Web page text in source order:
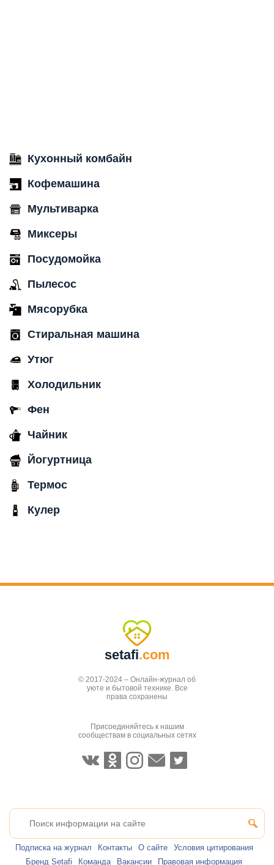
Кухонный комбайн
Кофемашина
Мультиварка
Миксеры
Посудомойка
Пылесос
Мясорубка
Стиральная машина
Утюг
Холодильник
Фен
Чайник
Йогуртница
Термос
Кулер
setafi.com
© 2017-2024 – Онлайн-журнал об
уюте и бытовой технике. Все
права сохранены
Присоединяйтесь к нашим
сообществам в социальных сетях
Подписка на журнал Контакты О сайте
Условия цитирования
Бренд Setafi
Команда Вакансии Правовая информация